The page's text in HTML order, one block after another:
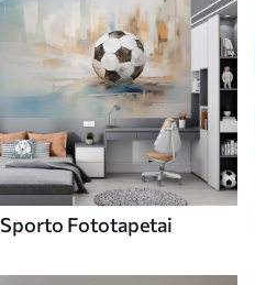
Sporto Fototapetai